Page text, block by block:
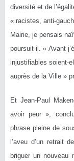
diversité et de
« racistes, anti-
Mairie, je pensais
poursuit-il. « Avant
injustifiables soient-
auprès de la Ville »
Et Jean-Paul
avoir peur »,
phrase pleine de
l’aveu d’un retrait
briguer un nouveau